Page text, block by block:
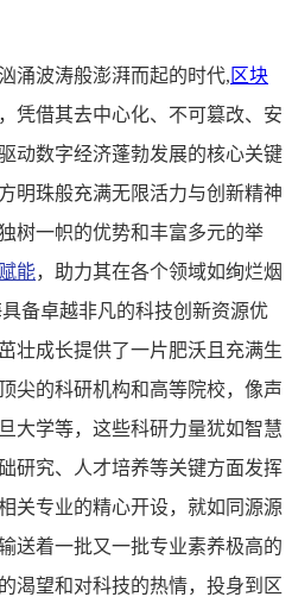
涌波涛般澎湃而起的时代, 区块
凭借其去中心化、不可篡改、安
动数字经济蓬勃发展的核心关键
明珠般充满无限活力与创新精神
树一帜的优势和丰富多元的举
能，助力其在各个领域如绚烂烟
备卓越非凡的科技创新资源优
壮成长提供了一片肥沃且充满生
尖的科研机构和高等院校，像声
大学等，这些科研力量犹如智慧
研究、人才培养等关键方面发挥
关专业的精心开设，就如同源源
送着一批又一批专业素养极高的
渴望和对科技的热情，投身到区